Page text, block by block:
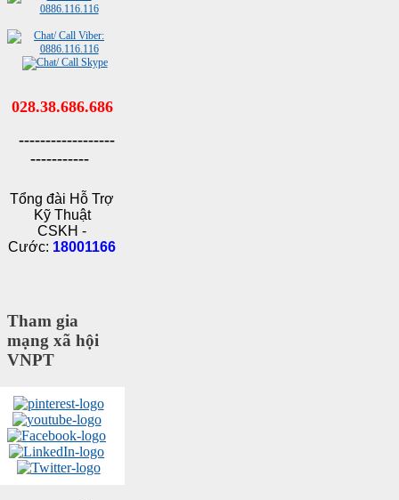
028.38.686.686
------------------
-----------
Tổng đài Hỗ Trợ
Kỹ Thuật
CSKH -
Cước: 18001166
Tham gia
mạng xã hội
VNPT